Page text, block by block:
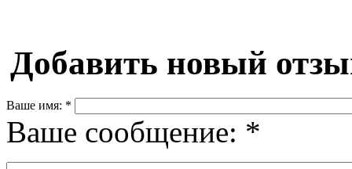
Добавить новый
Ваше имя: *
Ваше сообщение: *